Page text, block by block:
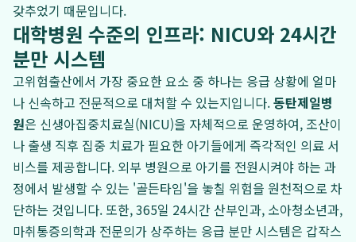
갖추었기 때문입니다.
대학병원 수준의 인프라: NICU와 24시간
분만 시스템
고위험출산에서 가장 중요한 요소 중 하나는 응급 상황에 얼마
나 신속하고 전문적으로 대처할 수 있는지입니다.동탄제일병
원은 신생아집중치료실(NICU)을 자체적으로 운영하여, 조산이
나 출생 직후 집중 치료가 필요한 아기들에게 즉각적인 의료 서
비스를 제공합니다. 외부 병원으로 아기를 전원시켜야 하는 과
정에서 발생할 수 있는 '골든타임'을 놓칠 위험을 원천적으로 차
단하는 것입니다. 또한, 365일 24시간 산부인과, 소아청소년과,
마취통증의학과 전문의가 상주하는 응급 분만 시스템은 갑작스